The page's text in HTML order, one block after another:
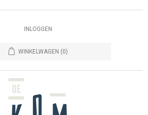
INLOGGEN
WINKELWAGEN (0)